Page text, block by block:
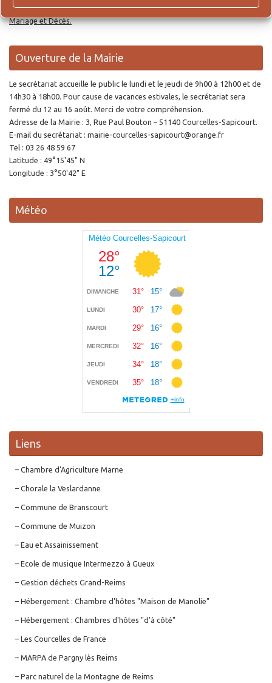
Lien pour la demande en ligne des actes de Naissance, Reconnaissance,
Mariage et Décès.
Ouverture de la Mairie
Le secrétariat accueille le public le lundi et le jeudi de 9h00 à 12h00 et de
14h30 à 18h00. Pour cause de vacances estivales, le secrétariat sera
fermé du 12 au 16 août. Merci de votre compréhension.
Adresse de la Mairie : 3, Rue Paul Bouton – 51140 Courcelles-Sapicourt.
E-mail du secrétariat : mairie-courcelles-sapicourt@orange.fr
Tel : 03 26 48 59 67
Latitude : 49°15'45" N
Longitude : 3°50'42" E
Météo
Liens
– Chambre d'Agriculture Marne
– Chorale la Veslardanne
– Commune de Branscourt
– Commune de Muizon
– Eau et Assainissement
– Ecole de musique Intermezzo à Gueux
– Gestion déchets Grand-Reims
– Hébergement : Chambre d'hôtes "Maison de Manolie"
– Hébergement : Chambres d'hôtes "d'à côté"
– Les Courcelles de France
– MARPA de Pargny lès Reims
– Parc naturel de la Montagne de Reims